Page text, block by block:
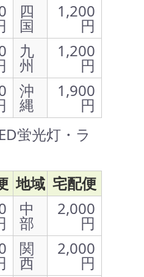
四
国
1,200
円
九
州
1,200
円
沖
縄
1,900
円
蛍光灯・ラ
地域 宅配便
中
部
2,000
円
関
西
2,000
円